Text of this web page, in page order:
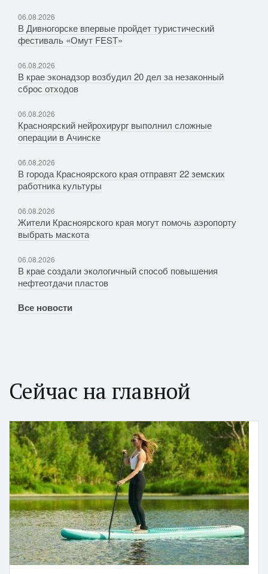
06.08.2026
В Дивногорске впервые пройдет туристический
фестиваль «Омут FEST»
06.08.2026
В крае эконадзор возбудил 20 дел за незаконный
сброс отходов
06.08.2026
Красноярский нейрохирург выполнил сложные
операции в Ачинске
06.08.2026
В города Красноярского края отправят 22 земских
работника культуры
06.08.2026
Жители Красноярского края могут помочь аэропорту
выбрать маскота
06.08.2026
В крае создали экологичный способ повышения
нефтеотдачи пластов
Все новости
Сейчас на главной